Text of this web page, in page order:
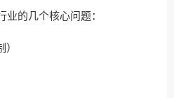
的几个核心问题：